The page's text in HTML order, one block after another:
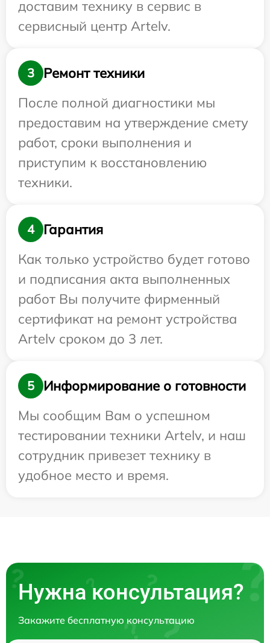
доставим технику в сервис в
сервисный центр Artelv.
3
Ремонт техники
После полной диагностики мы
предоставим на утверждение смету
работ, сроки выполнения и
приступим к восстановлению
техники.
4
Гарантия
Как только устройство будет готово
и подписания акта выполненных
работ Вы получите фирменный
сертификат на ремонт устройства
Artelv сроком до 3 лет.
5
Информирование о готовности
Мы сообщим Вам о успешном
тестировании техники Artelv, и наш
сотрудник привезет технику в
удобное место и время.
Нужна консультация?
Закажите бесплатную консультацию